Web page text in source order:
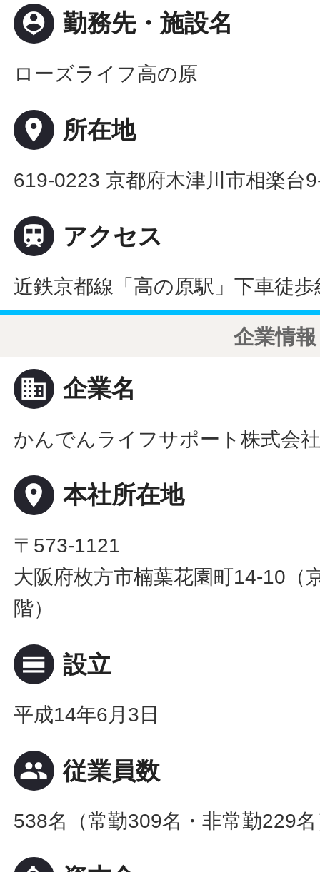
person_pin 勤務先・施設名
ローズライフ高の原
place 所在地
619-0223 京都府木津川市相楽台
 アクセス
近鉄京都線「高の原駅」下車徒歩
企業情報
business 企業名
かんでんライフサポート株式会
place 本社所在地
〒573-1121
大阪府枚方市楠葉花園町14-10（
階）
calendar_view_day 設立
平成14年6月3日
people 従業員数
538名（常勤309名・非常勤229